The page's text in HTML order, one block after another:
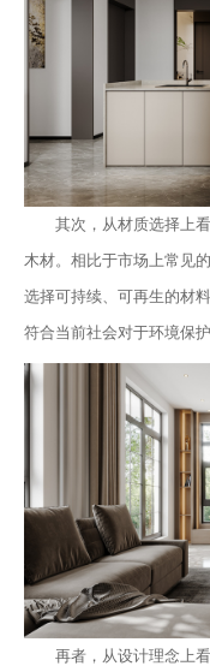
其次，从材质选择上
木材。相比于市场上常见
选择可持续、可再生的材
符合当前社会对于环境保
再者，从设计理念上